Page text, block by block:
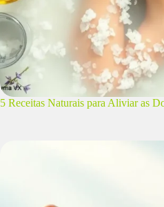
5 Receitas Naturais para Aliviar as